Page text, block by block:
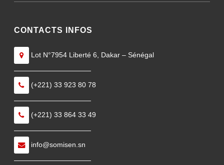
CONTACTS INFOS
Lot N°7954 Liberté 6, Dakar – Sénégal
———————————
(+221) 33 923 80 78
———————————
(+221) 33 864 33 49
———————————
info@somisen.sn
———————————